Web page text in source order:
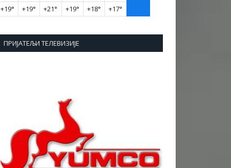
+19° +19° +21° +19° +18° +17°
ПРИЈАТЕЉИ ТЕЛЕВИЗИЈЕ